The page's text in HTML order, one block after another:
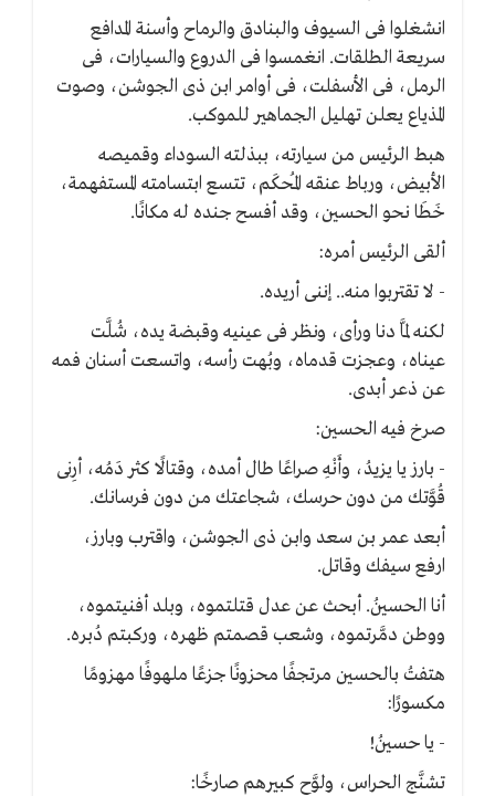
انشغلوا فى السيوف والبنادق والرماح وأسنة المدافع
سريعة الطلقات. انغمسوا فى الدروع والسيارات، فى
الرمل، فى الأسفلت، فى أوامر ابن ذى الجوشن، وصوت
المذياع يعلن تهليل الجماهير للموكب.
هبط الرئيس من سيارته، ببذلته السوداء وقميصه
الأبيض، ورباط عنقه المُحكَم، تتسع ابتسامته المستفهمة،
خَطَا نحو الحسين، وقد أفسح جنده له مكانًا.
ألقى الرئيس أمره:
- لا تقتربوا منه.. إننى أريده.
لكنه لمَّا دنا ورأى، ونظر فى عينيه وقبضة يده، شُلَّت
عيناه، وعجزت قدماه، وبُهت رأسه، واتسعت أسنان فمه
عن ذعر أبدى.
صرخ فيه الحسين:
- بارز يا يزيدُ، وأَنْهِ صراعًا طال أمده، وقتالًا كثر دَمُه، أرِنى
قُوَّتك من دون حرسك، شجاعتك من دون فرسانك.
أبعد عمر بن سعد وابن ذى الجوشن، واقترب وبارز،
ارفع سيفك وقاتل.
أنا الحسينُ. أبحث عن عدل قتلتموه، وبلد أفنيتموه،
ووطن دمَّرتموه، وشعب قصمتم ظهره، وركبتم دُبره.
هتفتُ بالحسين مرتجفًا محزونًا جزعًا ملهوفًا مهزومًا
مكسورًا:
- يا حسينُ!
تشنَّج الحراس، ولوَّح كبيرهم صارخًا: